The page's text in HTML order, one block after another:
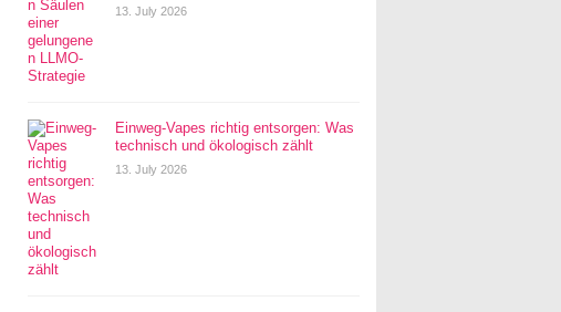
13. July 2026
Einweg-Vapes richtig entsorgen: Was
technisch und ökologisch zählt
13. July 2026